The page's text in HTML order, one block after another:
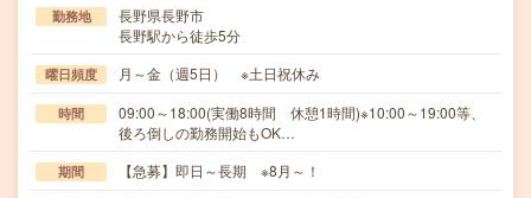
勤務地
長野県長野市
長野駅から徒歩5分
曜日頻度 月～金（週5日） ※土日祝休み
時間
09:00～18:00(実働8時間 休憩1時間)※10:00～19:00等、
後ろ倒しの勤務開始もOK…
期間 【急募】即日～長期 ※8月～！